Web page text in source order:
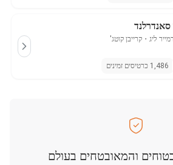
סאנדרלנד
ליג ・ קרייבן קוטג'
1,486 כרטיסים זמינים
והמאובטחים בעולם